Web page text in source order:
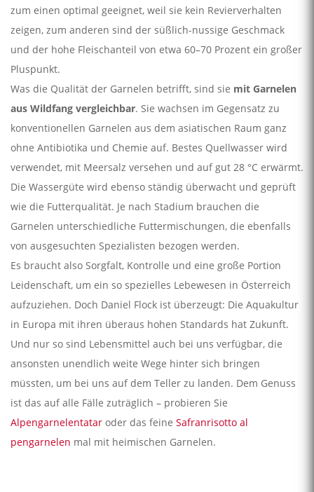
zum einen optimal geeignet, weil sie kein Revierverhalten
zeigen, zum anderen sind der süßlich-nussige Geschmack
und der hohe Fleischanteil von etwa 60–70 Prozent ein großer
Pluspunkt.
Was die Qualität der Garnelen betrifft, sind sie mit Garnelen
aus Wildfang vergleichbar. Sie wachsen im Gegensatz zu
konventionellen Garnelen aus dem asiatischen Raum ganz
ohne Antibiotika und Chemie auf. Bestes Quellwasser wird
verwendet, mit Meersalz versehen und auf gut 28 °C erwärmt.
Die Wassergüte wird ebenso ständig überwacht und geprüft
wie die Futterqualität. Je nach Stadium brauchen die
Garnelen unterschiedliche Futtermischungen, die ebenfalls
von ausgesuchten Spezialisten bezogen werden.
Es braucht also Sorgfalt, Kontrolle und eine große Portion
Leidenschaft, um ein so spezielles Lebewesen in Österreich
aufzuziehen. Doch Daniel Flock ist überzeugt: Die Aquakultur
in Europa mit ihren überaus hohen Standards hat Zukunft.
Und nur so sind Lebensmittel auch bei uns verfügbar, die
ansonsten unendlich weite Wege hinter sich bringen
müssten, um bei uns auf dem Teller zu landen. Dem Genuss
ist das auf alle Fälle zuträglich – probieren Sie
Alpengarnelentatar oder das feine Safranrisotto al
pengarnelen mal mit heimischen Garnelen.